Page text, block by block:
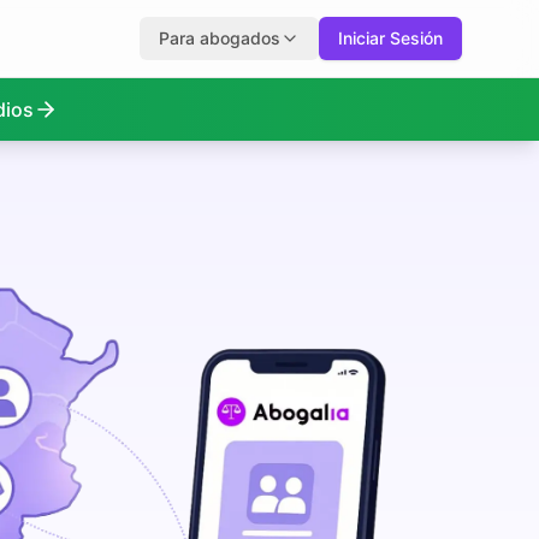
Para abogados Iniciar Sesión